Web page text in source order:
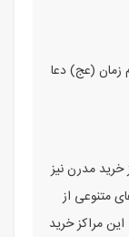
زمان (عج) دعا
خرید مدرن نیز
متنوعی از
مراکز خرید